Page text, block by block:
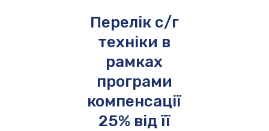
Перелік с/г
техніки в
рамках
програми
компенсації
25% від її